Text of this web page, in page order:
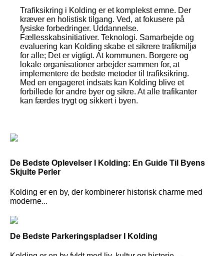
Trafiksikring i Kolding er et komplekst emne. Der
kræver en holistisk tilgang. Ved, at fokusere på
fysiske forbedringer. Uddannelse.
Fællesskabsinitiativer. Teknologi. Samarbejde og
evaluering kan Kolding skabe et sikrere trafikmiljø
for alle; Det er vigtigt. At kommunen. Borgere og
lokale organisationer arbejder sammen for, at
implementere de bedste metoder til trafiksikring.
Med en engageret indsats kan Kolding blive et
forbillede for andre byer og sikre. At alle trafikanter
kan færdes trygt og sikkert i byen.
De Bedste Oplevelser I Kolding: En Guide Til Byens
Skjulte Perler
Kolding er en by, der kombinerer historisk charme med
moderne...
De Bedste Parkeringspladser I Kolding